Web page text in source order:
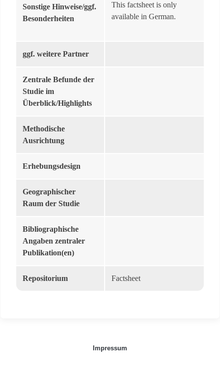
Sonstige Hinweise/ggf.
Besonderheiten
This factsheet is only
available in German.
ggf. weitere Partner
Zentrale Befunde der
Studie im
Überblick/Highlights
Methodische
Ausrichtung
Erhebungsdesign
Geographischer
Raum der Studie
Bibliographische
Angaben zentraler
Publikation(en)
Repositorium Factsheet
Impressum